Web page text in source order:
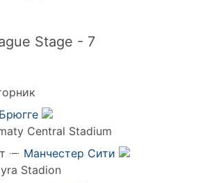
Stage - 7
Брюгге
Central Stadium
Манчестер Сити
Stadion